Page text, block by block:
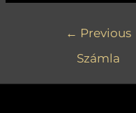
← Previous
Számla